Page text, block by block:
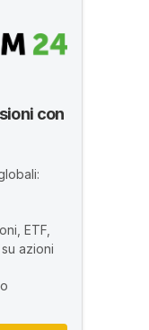
con
ETF,
azioni